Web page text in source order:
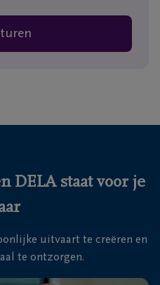
DELA staat voor je
uitvaart te creëren en
te ontzorgen.